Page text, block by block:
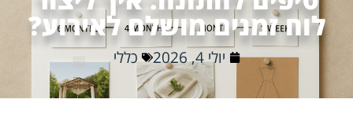
לוח זמנים מושלם לאירוע?
יולי 4, 2026 כללי